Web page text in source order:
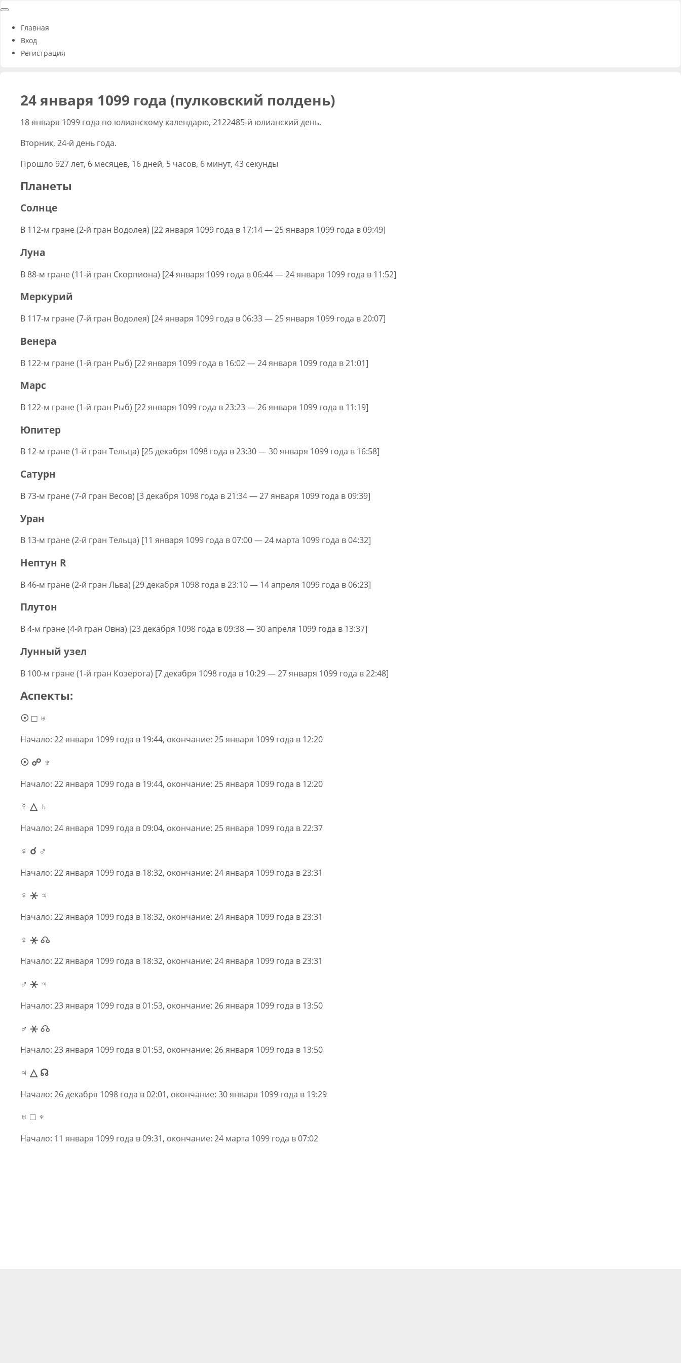
Главная
Вход
Регистрация
24 января 1099 года (пулковский полдень)
18 января 1099 года по юлианскому календарю, 2122485-й юлианский день.
Вторник, 24-й день года.
Прошло 927 лет, 6 месяцев, 16 дней, 5 часов, 6 минут, 43 секунды
Планеты
Солнце
В 112-м гране (2-й гран Водолея) [22 января 1099 года в 17:14 — 25 января 1099 года в 09:49]
Луна
В 88-м гране (11-й гран Скорпиона) [24 января 1099 года в 06:44 — 24 января 1099 года в 11:52]
Меркурий
В 117-м гране (7-й гран Водолея) [24 января 1099 года в 06:33 — 25 января 1099 года в 20:07]
Венера
В 122-м гране (1-й гран Рыб) [22 января 1099 года в 16:02 — 24 января 1099 года в 21:01]
Марс
В 122-м гране (1-й гран Рыб) [22 января 1099 года в 23:23 — 26 января 1099 года в 11:19]
Юпитер
В 12-м гране (1-й гран Тельца) [25 декабря 1098 года в 23:30 — 30 января 1099 года в 16:58]
Сатурн
В 73-м гране (7-й гран Весов) [3 декабря 1098 года в 21:34 — 27 января 1099 года в 09:39]
Уран
В 13-м гране (2-й гран Тельца) [11 января 1099 года в 07:00 — 24 марта 1099 года в 04:32]
Нептун R
В 46-м гране (2-й гран Льва) [29 декабря 1098 года в 23:10 — 14 апреля 1099 года в 06:23]
Плутон
В 4-м гране (4-й гран Овна) [23 декабря 1098 года в 09:38 — 30 апреля 1099 года в 13:37]
Лунный узел
В 100-м гране (1-й гран Козерога) [7 декабря 1098 года в 10:29 — 27 января 1099 года в 22:48]
Аспекты:
☉ □ ♅
Начало: 22 января 1099 года в 19:44, окончание: 25 января 1099 года в 12:20
☉ ☍ ♆
Начало: 22 января 1099 года в 19:44, окончание: 25 января 1099 года в 12:20
☿ △ ♄
Начало: 24 января 1099 года в 09:04, окончание: 25 января 1099 года в 22:37
♀ ☌ ♂
Начало: 22 января 1099 года в 18:32, окончание: 24 января 1099 года в 23:31
♀ ⚹ ♃
Начало: 22 января 1099 года в 18:32, окончание: 24 января 1099 года в 23:31
♀ ⚹ ☊
Начало: 22 января 1099 года в 18:32, окончание: 24 января 1099 года в 23:31
♂ ⚹ ♃
Начало: 23 января 1099 года в 01:53, окончание: 26 января 1099 года в 13:50
♂ ⚹ ☊
Начало: 23 января 1099 года в 01:53, окончание: 26 января 1099 года в 13:50
♃ △ ☊
Начало: 26 декабря 1098 года в 02:01, окончание: 30 января 1099 года в 19:29
♅ □ ♆
Начало: 11 января 1099 года в 09:31, окончание: 24 марта 1099 года в 07:02